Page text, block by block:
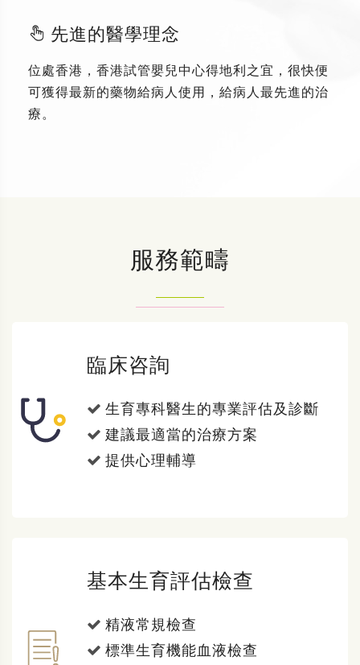
先進的醫學理念
位處香港，香港試管嬰兒中心得地利之宜，很快便
可獲得最新的藥物給病人使用，給病人最先進的治
療。
服務範疇
臨床咨詢
生育專科醫生的專業評估及診斷
建議最適當的治療方案
提供心理輔導
基本生育評估檢查
精液常規檢查
標準生育機能血液檢查